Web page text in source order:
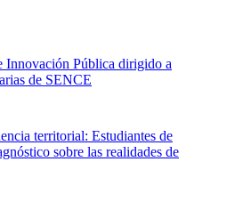
Innovación Pública dirigido a
de SENCE
territorial: Estudiantes de
sobre las realidades de